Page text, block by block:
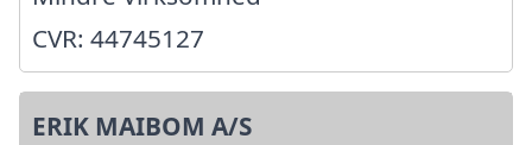
CVR: 44745127
ERIK MAIBOM A/S